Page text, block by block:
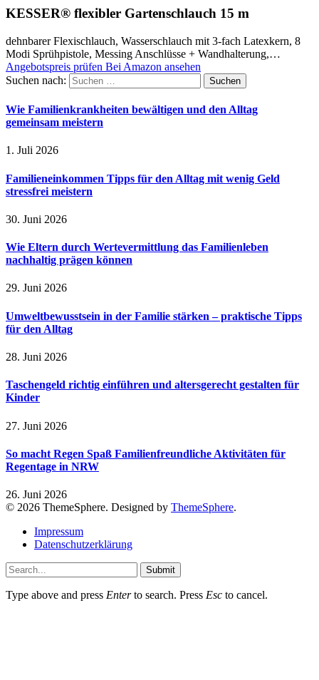
KESSER® flexibler Gartenschlauch 15 m
dehnbarer Flexischlauch, Wasserschlauch mit 3-fach Latexkern, 8
Modi Sprühpistole, Messing Anschlüsse + Wandhalterung,…
Angebotspreis prüfen Bei Amazon ansehen
Suchen nach:
Wie Familienkrankheiten bewältigen und den Alltag
gemeinsam meistern
1. Juli 2026
Familieneinkommen Tipps für den Alltag mit wenig Geld
stressfrei meistern
30. Juni 2026
Wie Eltern durch Wertevermittlung das Familienleben
nachhaltig prägen können
29. Juni 2026
Umweltbewusstsein in der Familie stärken – praktische Tipps
für den Alltag
28. Juni 2026
Taschengeld richtig einführen und altersgerecht gestalten für
Kinder
27. Juni 2026
So macht Regen Spaß Familienfreundliche Aktivitäten für
Regentage in NRW
26. Juni 2026
© 2026 ThemeSphere. Designed by ThemeSphere.
Impressum
Datenschutzerklärung
Submit
Type above and press Enterto search. Press Esc to cancel.